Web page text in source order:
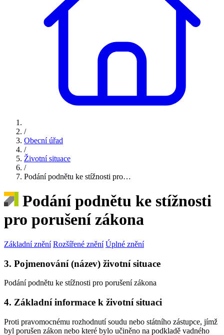
/
Obecní úřad
/
Životní situace
/
Podání podnětu ke stížnosti pro…
Podání podnětu ke stížnosti
pro porušení zákona
Základní znění Rozšířené znění Úplné znění
3. Pojmenování (název) životní situace
Podání podnětu ke stížnosti pro porušení zákona
4. Základní informace k životní situaci
Proti pravomocnému rozhodnutí soudu nebo státního zástupce, jímž
byl porušen zákon nebo které bylo učiněno na podkladě vadného